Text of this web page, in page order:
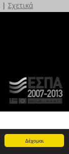
Δέχομαι
| Σχετικά